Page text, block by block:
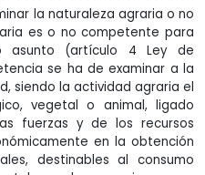
la naturaleza agraria o no
es o no competente para
asunto (artículo 4 Ley de
se ha de examinar a la
siendo la actividad agraria el
vegetal o animal, ligado
fuerzas y de los recursos
en la obtención
destinables al consumo